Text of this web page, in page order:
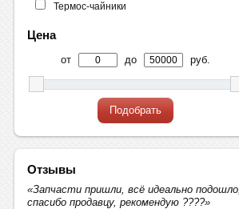
Термос-чайники
Цена
от до руб.
Подобрать
Отзывы
«Запчасти пришли, всё идеально подошло,
спасибо продавцу, рекомендую ????»